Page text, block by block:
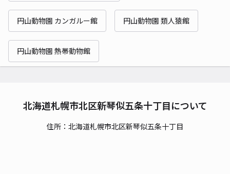
円山動物園 カンガルー館 円山動物園 類人猿館
円山動物園 熱帯動物館
北海道札幌市北区新琴似五条十丁目について
住所：北海道札幌市北区新琴似五条十丁目